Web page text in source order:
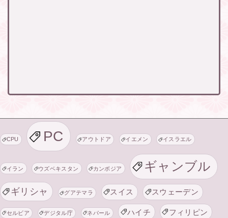
CPU PC アウトドア イエメン イスラエル
イラン ウズベキスタン カンボジア ギャンブル
ギリシャ グアテマラ スイス スウェーデン
セルビア デジタル庁 ネパール ハイチ フィリピン